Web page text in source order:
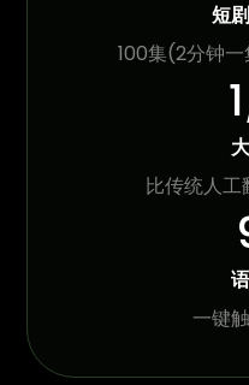
短
100集(2分钟
比传统人工
一键